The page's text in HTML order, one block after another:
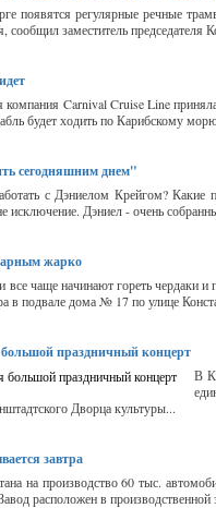
появятся регулярные речные
сообщил заместитель председателя
Carnival Cruise Line
будет ходить по Карибскому
сегодняшним днем"
с Дэниелом Крейгом?
исключение. Дэниел - очень
жарко
все чаще начинают гореть чердаки
в подвале дома № 17 по улице
праздничный концерт
В
Дворца культуры...
завтра
на производство 60 тыс.
расположен в